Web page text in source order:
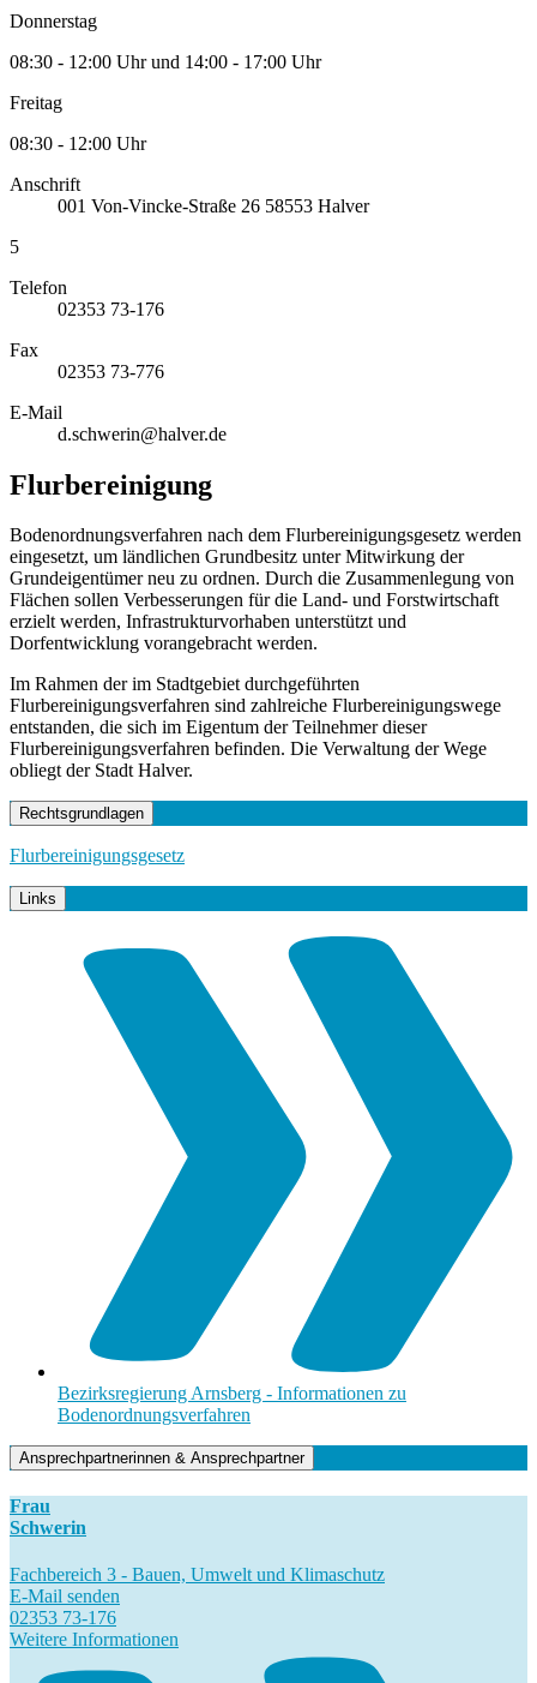
Donnerstag
08:30 - 12:00 Uhr und 14:00 - 17:00 Uhr
Freitag
08:30 - 12:00 Uhr
Anschrift
001 Von-Vincke-Straße 26 58553 Halver
5
Telefon
02353 73-176
Fax
02353 73-776
E-Mail
d.schwerin@halver.de
Flurbereinigung
Bodenordnungsverfahren nach dem Flurbereinigungsgesetz werden
eingesetzt, um ländlichen Grundbesitz unter Mitwirkung der
Grundeigentümer neu zu ordnen. Durch die Zusammenlegung von
Flächen sollen Verbesserungen für die Land- und Forstwirtschaft
erzielt werden, Infrastrukturvorhaben unterstützt und
Dorfentwicklung vorangebracht werden.
Im Rahmen der im Stadtgebiet durchgeführten
Flurbereinigungsverfahren sind zahlreiche Flurbereinigungswege
entstanden, die sich im Eigentum der Teilnehmer dieser
Flurbereinigungsverfahren befinden. Die Verwaltung der Wege
obliegt der Stadt Halver.
Rechtsgrundlagen
Flurbereinigungsgesetz
Links
Bezirksregierung Arnsberg - Informationen zu
Bodenordnungsverfahren
Ansprechpartnerinnen & Ansprechpartner
Frau
Schwerin
Fachbereich 3 - Bauen, Umwelt und Klimaschutz
E-Mail senden
02353 73-176
Weitere Informationen